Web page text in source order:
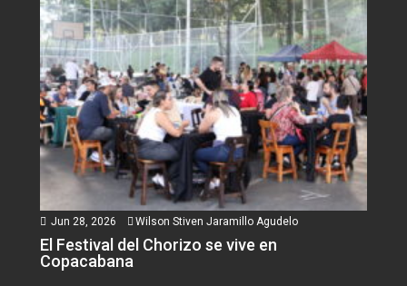
Jun 28, 2026 Wilson Stiven Jaramillo Agudelo
El Festival del Chorizo se vive en
Copacabana